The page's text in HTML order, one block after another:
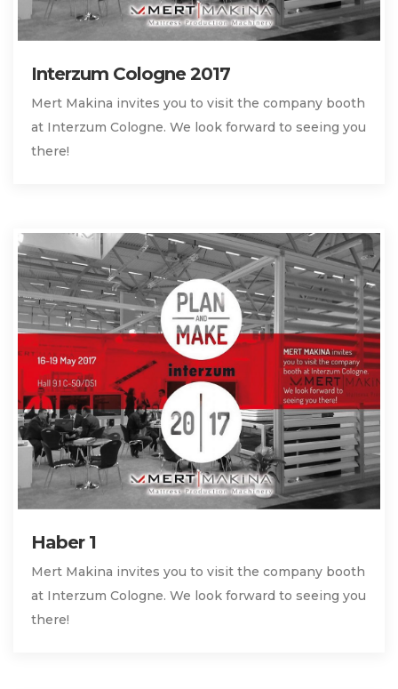
Interzum Cologne 2017
Mert Makina invites you to visit the company booth
at Interzum Cologne. We look forward to seeing you
there!
Haber 1
Mert Makina invites you to visit the company booth
at Interzum Cologne. We look forward to seeing you
there!